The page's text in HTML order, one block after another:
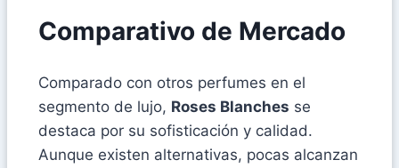
Comparativo de Mercado
Comparado con otros perfumes en el
segmento de lujo, Roses Blanches se
destaca por su sofisticación y calidad.
Aunque existen alternativas, pocas alcanzan